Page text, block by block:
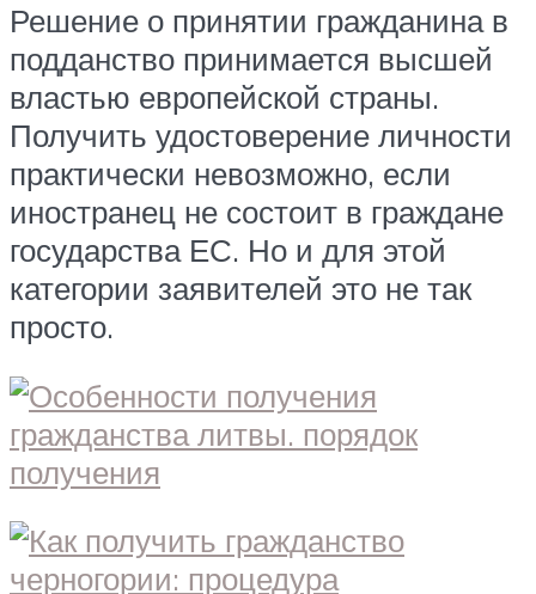
Решение о принятии гражданина в
подданство принимается высшей
властью европейской страны.
Получить удостоверение личности
практически невозможно, если
иностранец не состоит в граждане
государства ЕС. Но и для этой
категории заявителей это не так
просто.